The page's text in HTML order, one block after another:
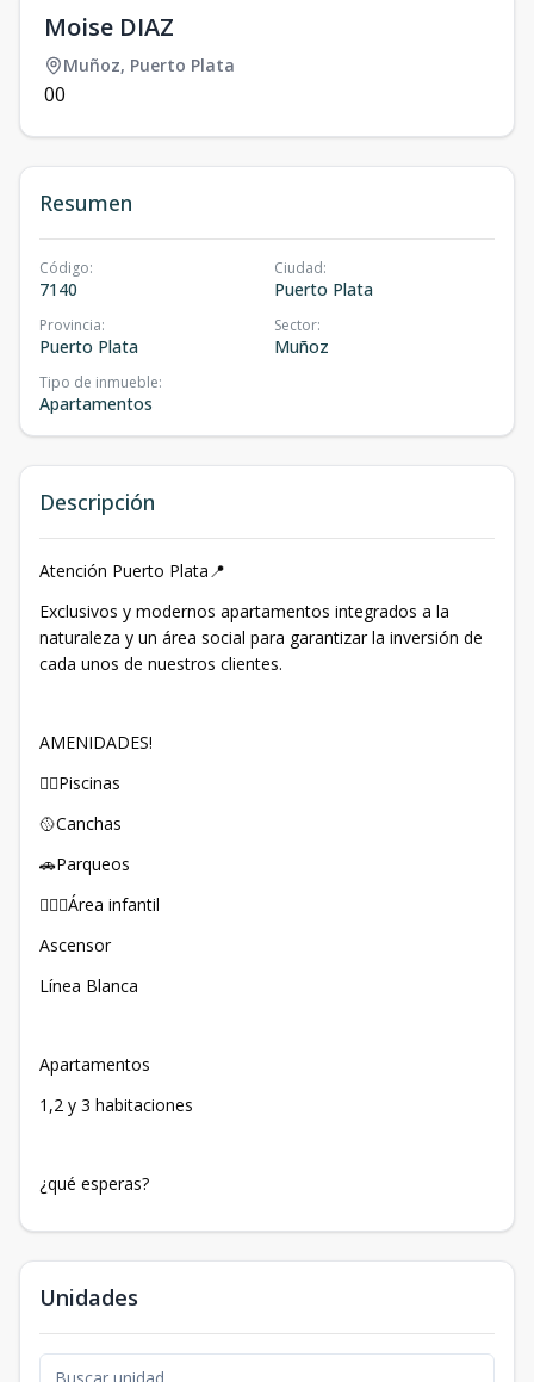
Moise DIAZ
Muñoz, Puerto Plata
00
Resumen
Código:
7140
Ciudad:
Puerto Plata
Provincia:
Puerto Plata
Sector:
Muñoz
Tipo de inmueble:
Apartamentos
Descripción
Atención Puerto Plata📍
Exclusivos y modernos apartamentos integrados a la
naturaleza y un área social para garantizar la inversión de
cada unos de nuestros clientes.
AMENIDADES!
🏊🏼Piscinas
🥎Canchas
🚗Parqueos
🤹🏻‍♀️Área infantil
Ascensor
Línea Blanca
Apartamentos
1,2 y 3 habitaciones
¿qué esperas?
Unidades